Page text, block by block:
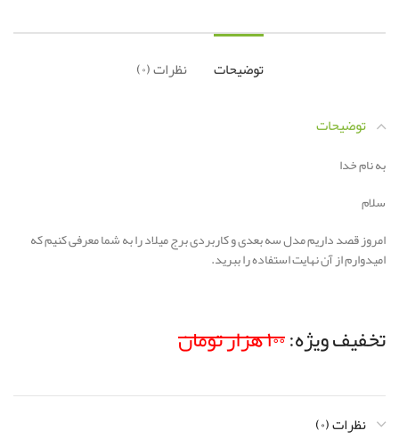
توضیحات
نظرات (۰)
توضیحات
به نام خدا
سلام
امروز قصد داریم مدل سه بعدی و کاربردی برج میلاد را به شما معرفی کنیم که
امیدوارم از آن نهایت استفاده را ببرید.
تخفیف ویژه:۱۰۰ هزار تومان
فقط۴۹ هزار تومان
نظرات (۰)